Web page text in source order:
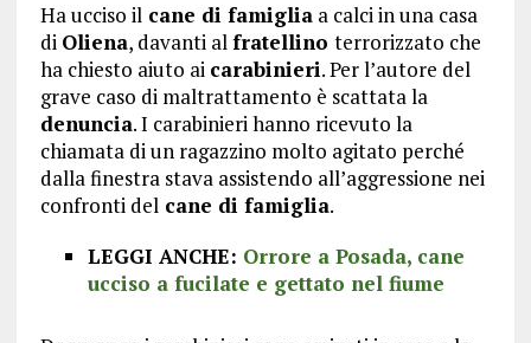
Ha ucciso ilcane di famigliaa calci in una casa
di Oliena, davanti alfratellino terrorizzato che
ha chiesto aiuto ai carabinieri. Per l’autore del
grave caso di maltrattamento è scattata la
denuncia. I carabinieri hanno ricevuto la
chiamata di un ragazzino molto agitato perché
dalla finestra stava assistendo all’aggressione nei
confronti delcane di famiglia.
LEGGI ANCHE: Orrore a Posada, cane
ucciso a fucilate e gettato nel fiume